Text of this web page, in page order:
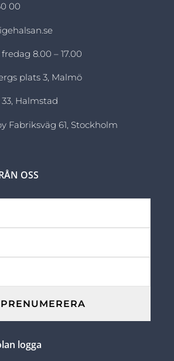
00
8.00 – 17.00
plats 3, Malmö
Halmstad
Fabriksväg 61, Stockholm
OSS